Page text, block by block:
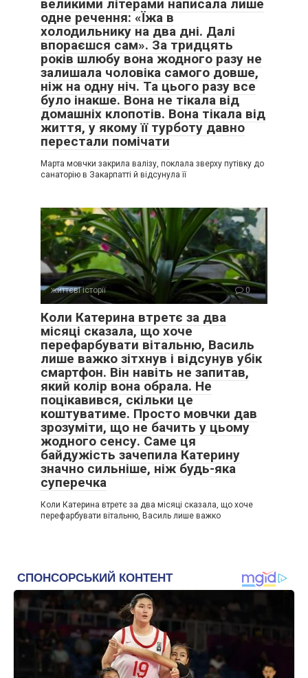
великими літерами написала лише
одне речення: «Їжа в
холодильнику на два дні. Далі
впораєшся сам». За тридцять
років шлюбу вона жодного разу не
залишала чоловіка самого довше,
ніж на одну ніч. Та цього разу все
було інакше. Вона не тікала від
домашніх клопотів. Вона тікала від
життя, у якому її турботу давно
перестали помічати
Марта мовчки закрила валізу, поклала зверху путівку до
санаторію в Закарпатті й відсунула її
життєві історії 0
Коли Катерина втретє за два
місяці сказала, що хоче
перефарбувати вітальню, Василь
лише важко зітхнув і відсунув убік
смартфон. Він навіть не запитав,
який колір вона обрала. Не
поцікавився, скільки це
коштуватиме. Просто мовчки дав
зрозуміти, що не бачить у цьому
жодного сенсу. Саме ця
байдужість зачепила Катерину
значно сильніше, ніж будь-яка
суперечка
Коли Катерина втретє за два місяці сказала, що хоче
перефарбувати вітальню, Василь лише важко